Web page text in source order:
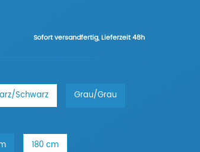
Sofort versandfertig, Lieferzeit 48h
Schwarz Grau/Grau
180 cm